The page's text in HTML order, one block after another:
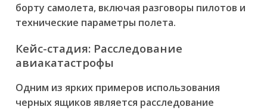
борту самолета, включая разговоры пилотов и
технические параметры полета.
Кейс-стадия: Расследование
авиакатастрофы
Одним из ярких примеров использования
черных ящиков является расследование